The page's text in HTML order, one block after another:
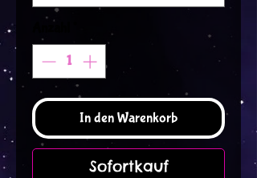
In den Warenkorb
Sofortkauf